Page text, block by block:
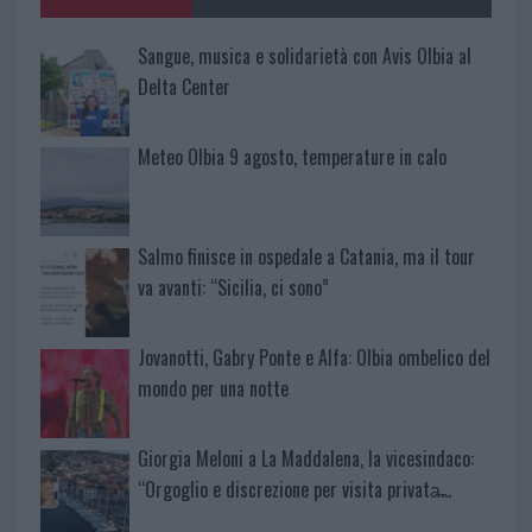
Sangue, musica e solidarietà con Avis Olbia al
Delta Center
Meteo Olbia 9 agosto, temperature in calo
Salmo finisce in ospedale a Catania, ma il tour
va avanti: “Sicilia, ci sono”
Jovanotti, Gabry Ponte e Alfa: Olbia ombelico del
mondo per una notte
Giorgia Meloni a La Maddalena, la vicesindaco:
“Orgoglio e discrezione per visita privata̶…